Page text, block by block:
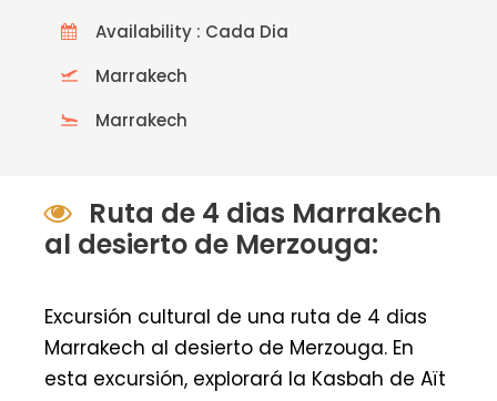
Availability : Cada Dia
Marrakech
Marrakech
Ruta de 4 dias Marrakech
al desierto de Merzouga:
Excursión cultural de una ruta de 4 dias
Marrakech al desierto de Merzouga. En
esta excursión, explorará la Kasbah de Aït